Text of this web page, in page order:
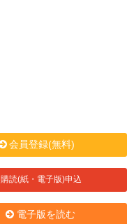
会員登録(無料)
購読(紙・電子版)申込
電子版を読む